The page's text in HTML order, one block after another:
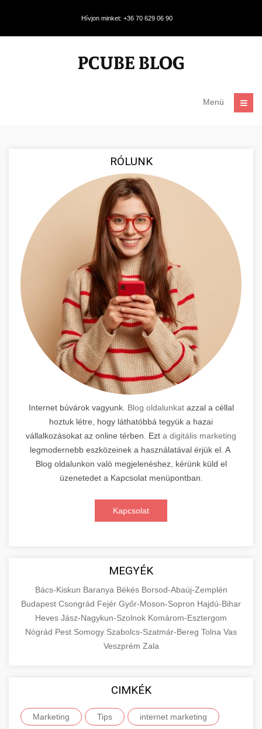
Hívjon minket: +36 70 629 06 90
Menü
RÓLUNK
Internet búvárok vagyunk. Blog oldalunkatazzal a céllal
hoztuk létre, hogy láthatóbbá tegyük a hazai
vállalkozásokat az online térben. Ezt a digitális marketing
legmodernebb eszközeinek a használatával érjük el. A
Blog oldalunkon való megjelenéshez, kérünk küld el
üzenetedet a Kapcsolat menüpontban.
Kapcsolat
MEGYÉK
Bács-Kiskun Baranya Békés Borsod-Abaúj-Zemplén
Budapest Csongrád Fejér Győr-Moson-Sopron Hajdú-Bihar
Heves Jász-Nagykun-Szolnok Komárom-Esztergom
Nógrád Pest Somogy Szabolcs-Szatmár-Bereg Tolna Vas
Veszprém Zala
CIMKÉK
Marketing Tips internet marketing